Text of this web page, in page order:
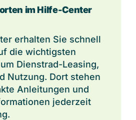
im Hilfe-Center
erhalten Sie schnell
die wichtigsten
Dienstrad-Leasing,
Nutzung. Dort stehen
Anleitungen und
jederzeit